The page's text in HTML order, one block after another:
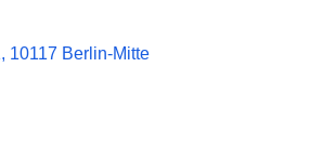
10117 Berlin-Mitte